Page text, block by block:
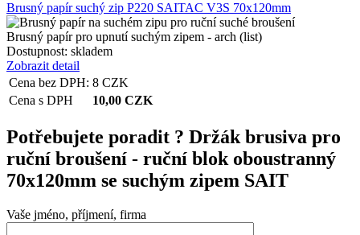
Brusný papír suchý zip P220 SAITAC V3S 70x120mm
Brusný papír pro upnutí suchým zipem - arch (list)
Dostupnost: skladem
Zobrazit detail
Cena bez DPH: 8 CZK
Cena s DPH
10,00 CZK
Potřebujete poradit ? Držák brusiva pro
ruční broušení - ruční blok oboustranný
70x120mm se suchým zipem SAIT
Vaše jméno, příjmení, firma